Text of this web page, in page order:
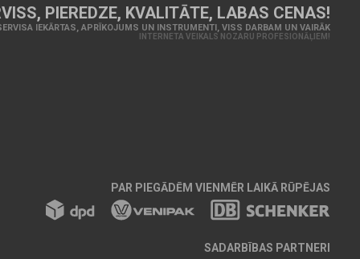
PIEREDZE, KVALITĀTE, LABAS CENAS!
IEKĀRTAS, APRĪKOJUMS UN INSTRUMENTI, VISS DARBAM UN VAIRĀK
INTERNETA VEIKALS NOZARU PROFESIONĀĻIEM!
PAR PIEGĀDĒM VIENMĒR LAIKĀ RŪPĒJAS
SADARBĪBAS PARTNERI